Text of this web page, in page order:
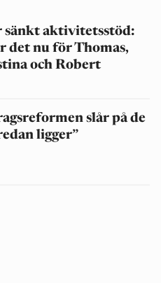
sänkt aktivitetsstöd:
det nu för Thomas,
och Robert
slår på de
ligger”